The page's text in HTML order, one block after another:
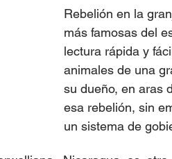
Rebelión en la
más famosas del
lectura rápida y
animales de una
su dueño, en aras
esa rebelión, sin
un sistema de